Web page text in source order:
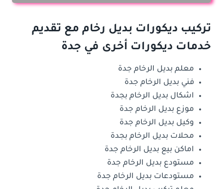
تركيب ديكورات بديل رخام مع تقديم
خدمات ديكورات أخرى في جدة
معلم بديل الرخام جدة
فني بديل الرخام جدة
اشكال بديل الرخام بجدة
موزع بديل الرخام جدة
وكيل بديل الرخام جدة
محلات بديل الرخام بجدة
اماكن بيع بديل الرخام جدة
مستودع بديل الرخام جدة
مستودعات بديل الرخام جدة